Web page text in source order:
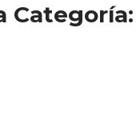
Categoría: